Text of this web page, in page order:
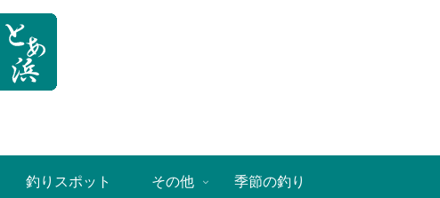
釣りスポット その他 季節の釣り